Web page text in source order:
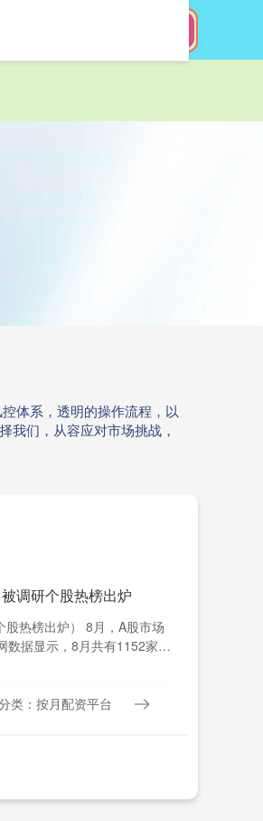
体系，透明的操作流程，以
我们，从容应对市场挑战，
调研个股热榜出炉
股热榜出炉） 8月，A股市场
数据显示，8月共有1152家私
类：按月配资平台